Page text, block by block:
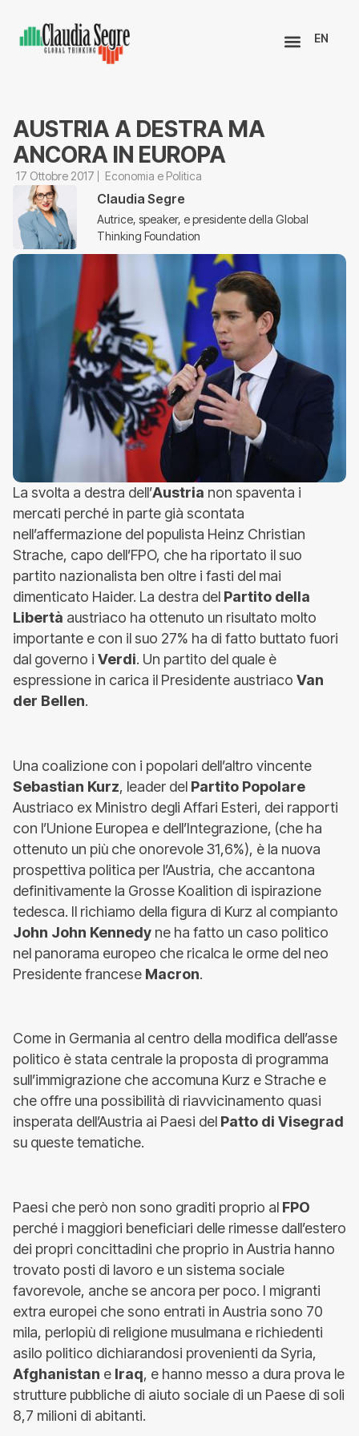
EN
AUSTRIA A DESTRA MA
ANCORA IN EUROPA
17 Ottobre 2017 Economia e Politica
Claudia Segre
Autrice, speaker, e presidente della Global
Thinking Foundation
La svolta a destra dell’Austria non spaventa i
mercati perché in parte già scontata
nell’affermazione del populista Heinz Christian
Strache, capo dell’FPO, che ha riportato il suo
partito nazionalista ben oltre i fasti del mai
dimenticato Haider. La destra del Partito della
Libertà austriaco ha ottenuto un risultato molto
importante e con il suo 27% ha di fatto buttato fuori
dal governo i Verdi. Un partito del quale è
espressione in carica il Presidente austriaco Van
der Bellen.
Una coalizione con i popolari dell’altro vincente
Sebastian Kurz, leader del Partito Popolare
Austriaco ex Ministro degli Affari Esteri, dei rapporti
con l’Unione Europea e dell’Integrazione, (che ha
ottenuto un più che onorevole 31,6%), è la nuova
prospettiva politica per l’Austria, che accantona
definitivamente la Grosse Koalition di ispirazione
tedesca. Il richiamo della figura di Kurz al compianto
John John Kennedy ne ha fatto un caso politico
nel panorama europeo che ricalca le orme del neo
Presidente francese Macron.
Come in Germania al centro della modifica dell’asse
politico è stata centrale la proposta di programma
sull’immigrazione che accomuna Kurz e Strache e
che offre una possibilità di riavvicinamento quasi
insperata dell’Austria ai Paesi del Patto di Visegrad
su queste tematiche.
Paesi che però non sono graditi proprio al FPO
perché i maggiori beneficiari delle rimesse dall’estero
dei propri concittadini che proprio in Austria hanno
trovato posti di lavoro e un sistema sociale
favorevole, anche se ancora per poco. I migranti
extra europei che sono entrati in Austria sono 70
mila, perlopiù di religione musulmana e richiedenti
asilo politico dichiarandosi provenienti da Syria,
Afghanistan e Iraq, e hanno messo a dura prova le
strutture pubbliche di aiuto sociale di un Paese di soli
8,7 milioni di abitanti.